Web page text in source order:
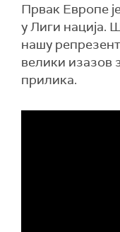
Првак Европе
у Лиги нација.
нашу
велики изазов
прилика.